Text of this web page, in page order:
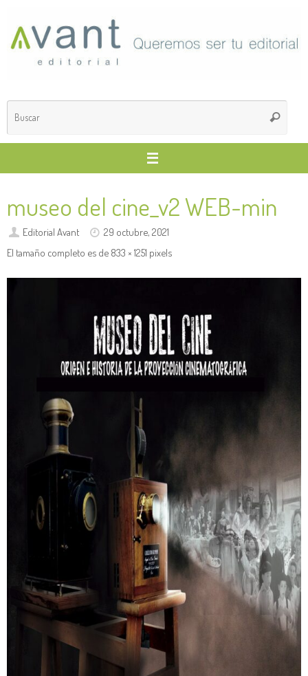
contenido
Buscar
museo del cine_v2 WEB-min
Editorial Avant
29 octubre, 2021
El tamaño completo es de 833 × 1251 pixels